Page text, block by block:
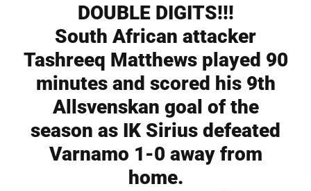
DOUBLE DIGITS!!!
South African attacker
Tashreeq Matthews played 90
minutes and scored his 9th
Allsvenskan goal of the
season as IK Sirius defeated
Varnamo 1-0 away from
home.